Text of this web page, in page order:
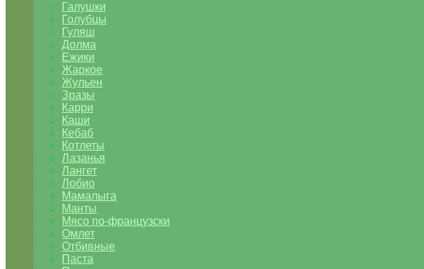
Галушки
Голубцы
Гуляш
Долма
Ежики
Жаркое
Жульен
Зразы
Карри
Каши
Кебаб
Котлеты
Лазанья
Лангет
Лобио
Мамалыга
Манты
Мясо по-французски
Омлет
Отбивные
Паста